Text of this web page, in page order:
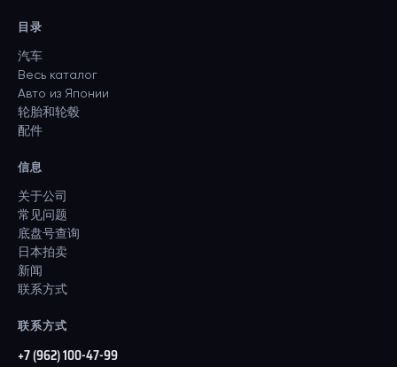
目录
汽车
Весь каталог
Авто из Японии
轮胎和轮毂
配件
信息
关于公司
常见问题
底盘号查询
日本拍卖
新闻
联系方式
联系方式
+7 (962) 100-47-99